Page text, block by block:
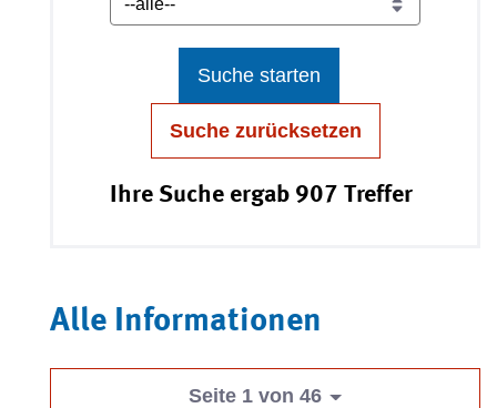
Suche starten
Suche zurücksetzen
Ihre Suche ergab 907 Treffer
Alle Informationen
Seite 1 von 46